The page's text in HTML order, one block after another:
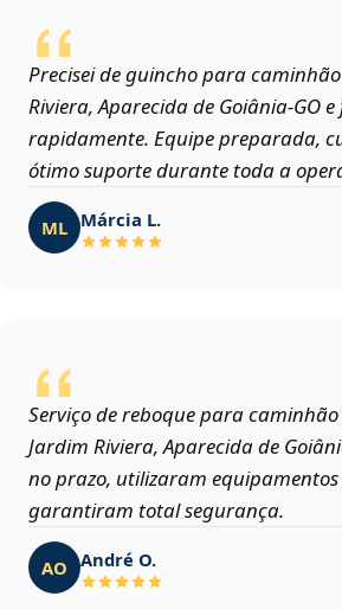
Precisei de guincho para
Riviera, Aparecida de Goiânia‑GO
rapidamente. Equipe preparada,
ótimo suporte durante toda a
ML Márcia L.
Serviço de reboque para
Jardim Riviera, Aparecida de
no prazo, utilizaram
garantiram total segurança.
AO André O.